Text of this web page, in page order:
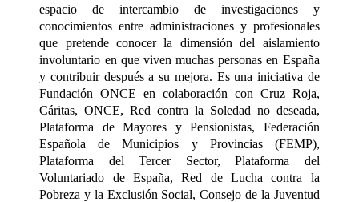
espacio de intercambio de investigaciones y
conocimientos entre administraciones y profesionales
que pretende conocer la dimensión del aislamiento
involuntario en que viven muchas personas en España
y contribuir después a su mejora. Es una iniciativa de
Fundación ONCE en colaboración con Cruz Roja,
Cáritas, ONCE, Red contra la Soledad no deseada,
Plataforma de Mayores y Pensionistas, Federación
Española de Municipios y Provincias (FEMP),
Plataforma del Tercer Sector, Plataforma del
Voluntariado de España, Red de Lucha contra la
Pobreza y la Exclusión Social, Consejo de la Juventud